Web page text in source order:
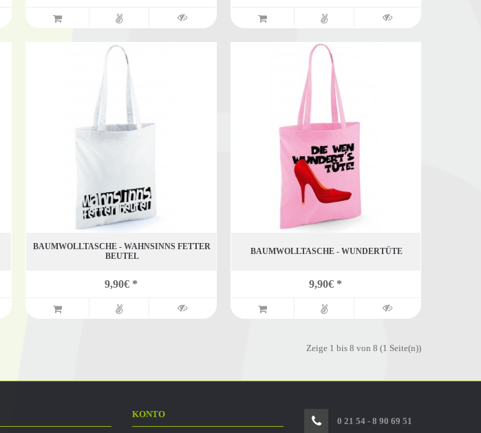
BAUMWOLLTASCHE - WAHNSINNS FETTER
BEUTEL
9,90€ *
BAUMWOLLTASCHE - WUNDERTÜTE
9,90€ *
Zeige 1 bis 8 von 8 (1 Seite(n))
KONTO
0 21 54 - 8 90 69 51